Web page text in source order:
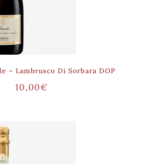
– Lambrusco Di Sorbara DOP
10,00€